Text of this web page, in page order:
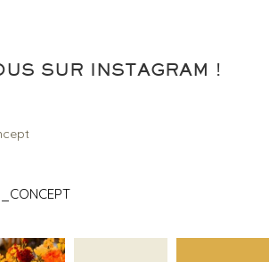
SUR INSTAGRAM !